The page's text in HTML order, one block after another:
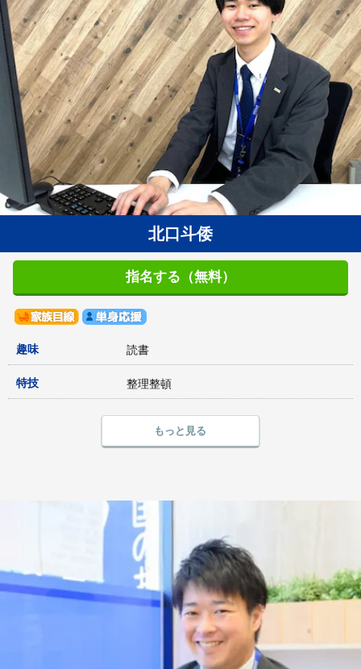
北口斗倭
指名する（無料）
趣味 読書
特技 整理整頓
もっと見る